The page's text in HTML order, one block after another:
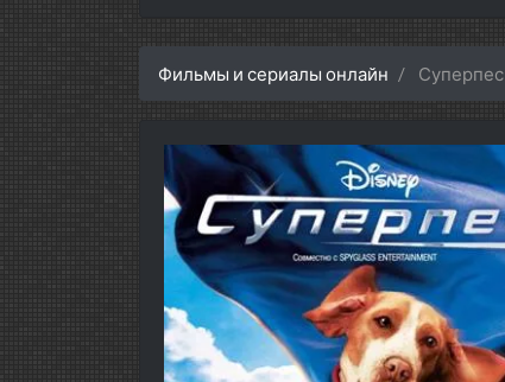
Фильмы и сериалы онлайн Суперпес